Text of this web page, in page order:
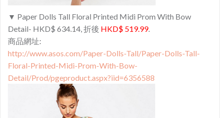
▼ Paper Dolls Tall Floral Printed Midi Prom With Bow
Detail- HKD$ 634.14, 折後 HKD$ 519.99.
商品網址:
http://www.asos.com/Paper-Dolls-Tall/Paper-Dolls-Tall-
Floral-Printed-Midi-Prom-With-Bow-
Detail/Prod/pgeproduct.aspx?iid=6356588